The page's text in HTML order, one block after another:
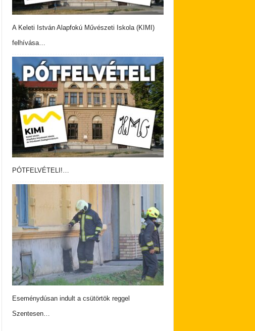
A Keleti István Alapfokú Művészeti Iskola (KIMI)
felhívása…
PÓTFELVÉTELI!…
Eseménydúsan indult a csütörtök reggel
Szentesen…